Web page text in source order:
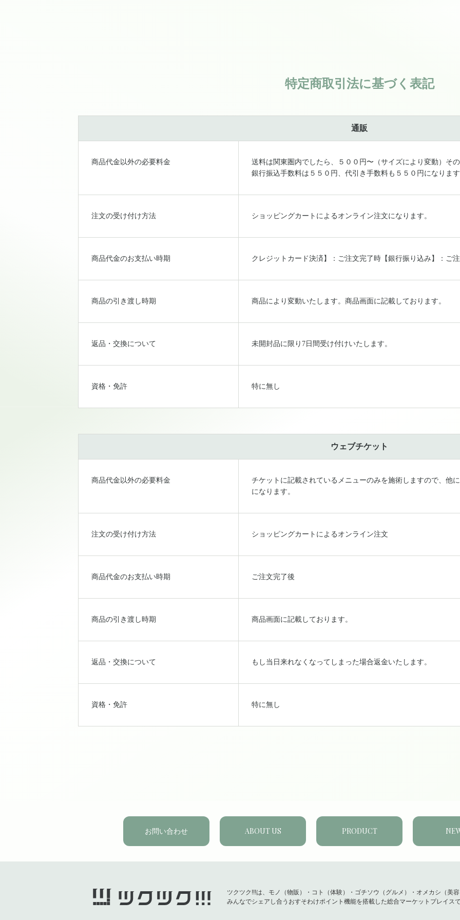
特定商取引法に基づく表記
通販
商品代金以外の必要料金
送料は関東圏内でしたら、５００円〜（サイズにより変動）そ
銀行振込手数料は５５０円、代引き手数料も５５０円になりま
注文の受け付け方法 ショッピングカートによるオンライン注文になります。
商品代金のお支払い時期 クレジットカード決済】：ご注文完了時【銀行振り込み】：ご
商品の引き渡し時期 商品により変動いたします。商品画面に記載しております。
返品・交換について 未開封品に限り7日間受け付けいたします。
資格・免許 特に無し
ウェブチケット
商品代金以外の必要料金
チケットに記載されているメニューのみを施術しますので、他
になります。
注文の受け付け方法 ショッピングカートによるオンライン注文
商品代金のお支払い時期 ご注文完了後
商品の引き渡し時期 商品画面に記載しております。
返品・交換について もし当日来れなくなってしまった場合返金いたします。
資格・免許 特に無し
お問い合わせ ABOUT US PRODUCT
ツクツク!!!は、モノ（物販）・コト（体験）・ゴチソウ（グルメ）・オメカシ（美
みんなでシェアし合うおすそわけポイント機能を搭載した総合マーケットプレイス